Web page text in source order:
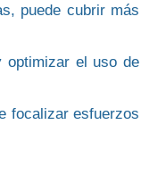
puede cubrir más
optimizar el uso de
focalizar esfuerzos